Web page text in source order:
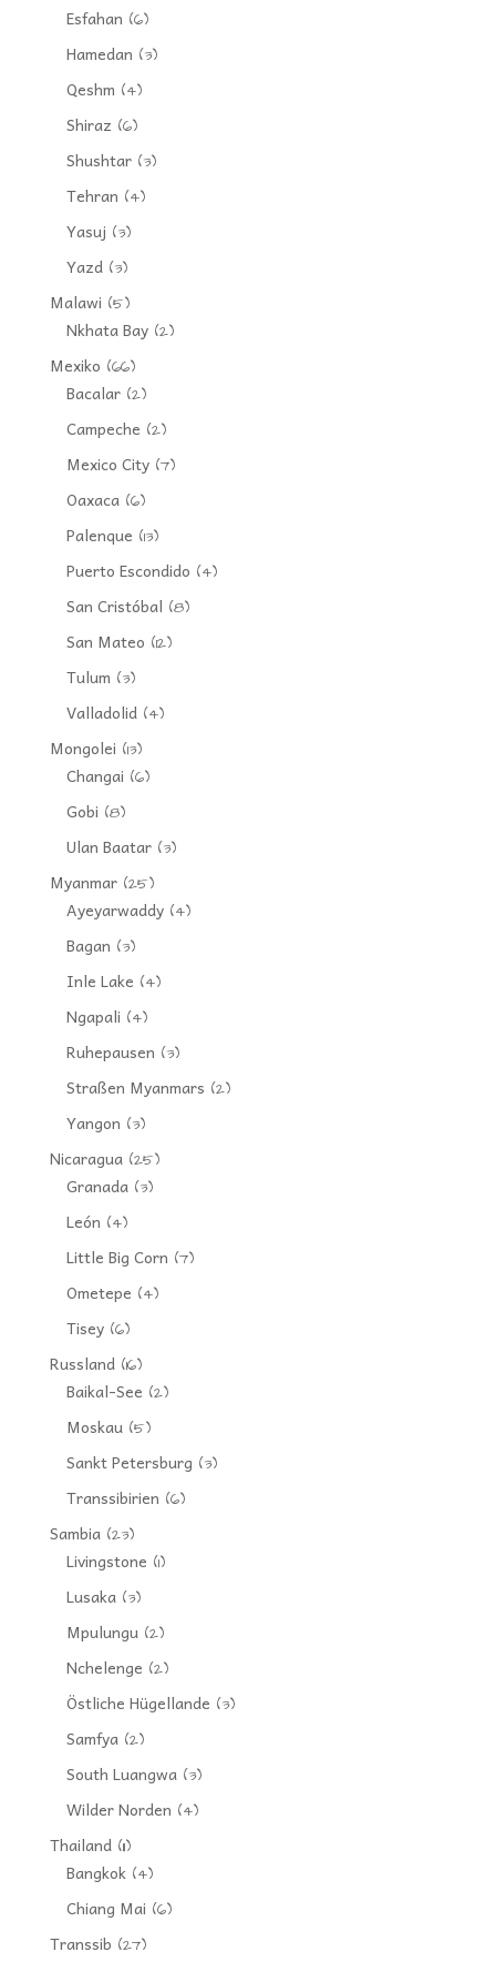
Esfahan (6)
Hamedan (3)
Qeshm (4)
Shiraz (6)
Shushtar(3)
Tehran (4)
Yasuj (3)
Yazd(3)
Malawi (5)
Nkhata Bay(2)
Mexiko (66)
Bacalar(2)
Campeche (2)
Mexico City(7)
Oaxaca(6)
Palenque (13)
Puerto Escondido (4)
San Cristóbal (8)
San Mateo (12)
Tulum (3)
Valladolid(4)
Mongolei (13)
Changai (6)
Gobi (8)
Ulan Baatar(3)
Myanmar(25)
Ayeyarwaddy(4)
Bagan (3)
Inle Lake (4)
Ngapali (4)
Ruhepausen (3)
Straßen Myanmars (2)
Yangon (3)
Nicaragua(25)
Granada(3)
León (4)
Little Big Corn (7)
Ometepe (4)
Tisey(6)
Russland(16)
Baikal-See (2)
Moskau(5)
Sankt Petersburg (3)
Transsibirien (6)
Sambia(23)
Livingstone (1)
Lusaka(3)
Mpulungu(2)
Nchelenge (2)
Östliche Hügellande (3)
Samfya(2)
South Luangwa(3)
Wilder Norden (4)
Thailand(11)
Bangkok(4)
Chiang Mai (6)
Transsib (27)